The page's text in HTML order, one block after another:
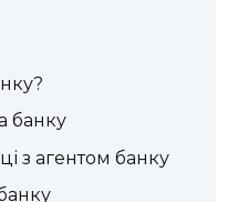
банку
з агентом банку